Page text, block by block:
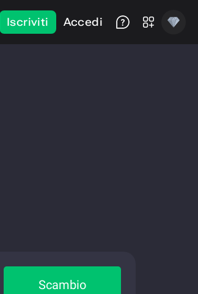
Iscriviti Accedi
Scambio